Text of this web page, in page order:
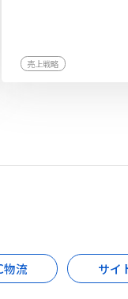
売上戦略
物流 サイ